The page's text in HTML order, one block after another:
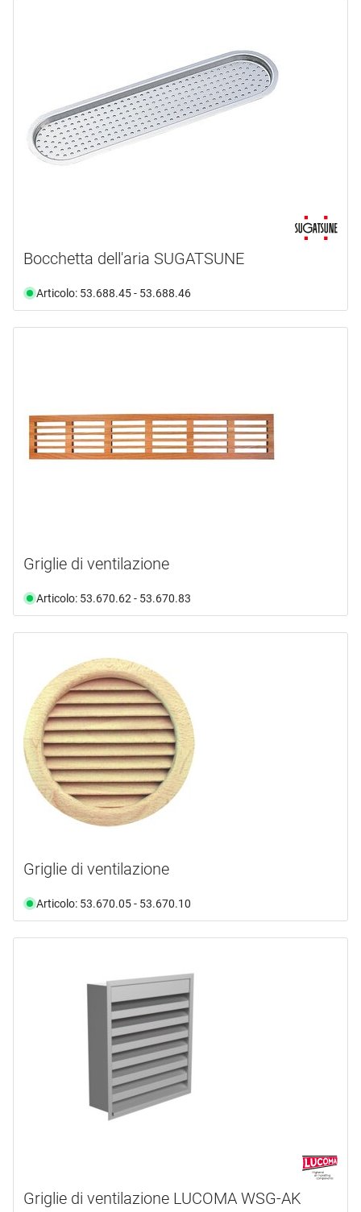
Bocchetta dell'aria SUGATSUNE
Articolo: 53.688.45 - 53.688.46
Griglie di ventilazione
Articolo: 53.670.62 - 53.670.83
Griglie di ventilazione
Articolo: 53.670.05 - 53.670.10
Griglie di ventilazione LUCOMA WSG-AK